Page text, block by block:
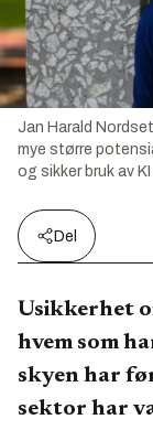
Jan Harald
mye større
og sikker bruk av
Del
Usikkerhet
hvem som
skyen har
sektor har